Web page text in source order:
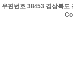
우편번호 38453 경상북도